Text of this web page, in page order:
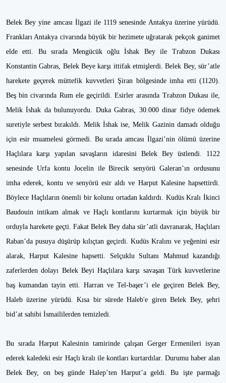
Belek Bey yine amcası İlgazi ile 1119 senesinde Antakya üzerine yürüdü.
Frankları Antakya civarında büyük bir hezimete uğratarak pekçok ganimet
elde etti. Bu sırada Mengücük oğlu İshak Bey ile Trabzon Dukası
Konstantin Gabras, Belek Beye karşı ittifak etmişlerdi. Belek Bey, sür’atle
harekete geçerek müttefik kuvvetleri Şiran bölgesinde imha etti (1120).
Beş bin civarında Rum ele geçirildi. Esirler arasında Trabzon Dukası ile,
Melik İshak da bulunuyordu. Duka Gabras, 30.000 dinar fidye ödemek
suretiyle serbest bırakıldı. Melik İshak ise, Melik Gazinin damadı olduğu
için esir muamelesi görmedi. Bu sırada amcası İlgazi’nin ölümü üzerine
Haçlılara karşı yapılan savaşların idaresini Belek Bey üstlendi. 1122
senesinde Urfa kontu Jocelin ile Birecik senyörü Galeran’ın ordusunu
imha ederek, kontu ve senyörü esir aldı ve Harput Kalesine hapsettirdi.
Böylece Haçlıların önemli bir kolunu ortadan kaldırdı. Kudüs Kralı İkinci
Baudouin intikam almak ve Haçlı kontlarını kurtarmak için büyük bir
orduyla harekete geçti. Fakat Belek Bey daha sür’atli davranarak, Haçlıları
Raban’da pusuya düşürüp kılıçtan geçirdi. Kudüs Kralını ve yeğenini esir
alarak, Harput Kalesine hapsetti. Selçuklu Sultanı Mahmud kazandığı
zaferlerden dolayı Belek Beyi Haçlılara karşı savaşan Türk kuvvetlerine
baş kumandan tayin etti. Harran ve Tel-başer’i ele geçiren Belek Bey,
Haleb üzerine yürüdü. Kısa bir sürede Haleb'e giren Belek Bey, şehri
bid’at sahibi İsmaililerden temizledi.
Bu sırada Harput Kalesinin tamirinde çalışan Gerger Ermenileri isyan
ederek kaledeki esir Haçlı kralı ile kontları kurtardılar. Durumu haber alan
Belek Bey, on beş günde Halep’ten Harput’a geldi. Bu işte parmağı